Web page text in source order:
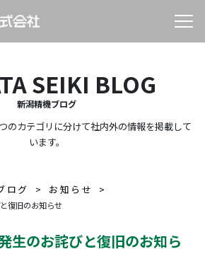
SEIKI BLOG
新潟精機ブログ
のカテゴリに分けて社内外の情報を掲載して
います。
ログ お知らせ
復旧のお知らせ
生のお詫びと復旧のお知ら